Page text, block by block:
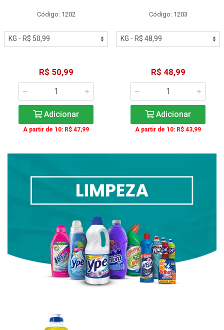
Código: 1202
R$ 50,99
Adicionar
A partir de 10: R$ 47,99
Código: 1203
R$ 48,99
Adicionar
A partir de 10: R$ 43,99